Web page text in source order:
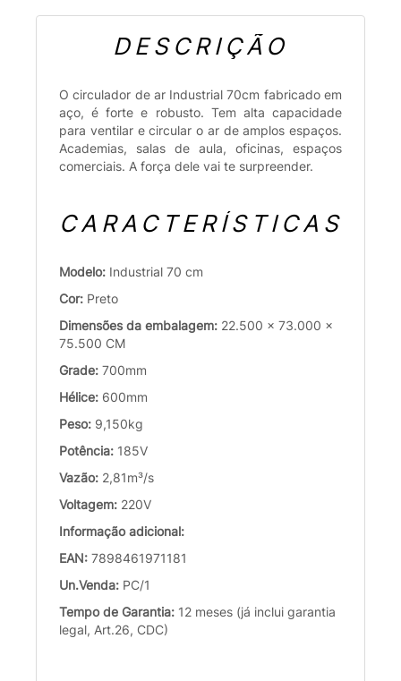
DESCRIÇÃO
O circulador de ar Industrial 70cm fabricado em
aço, é forte e robusto. Tem alta capacidade
para ventilar e circular o ar de amplos espaços.
Academias, salas de aula, oficinas, espaços
comerciais. A força dele vai te surpreender.
CARACTERÍSTICAS
Modelo: Industrial 70 cm
Cor: Preto
Dimensões da embalagem: 22.500 x 73.000 x
75.500 CM
Grade: 700mm
Hélice: 600mm
Peso: 9,150kg
Potência: 185V
Vazão: 2,81m³/s
Voltagem: 220V
Informação adicional:
EAN: 7898461971181
Un.Venda: PC/1
Tempo de Garantia: 12 meses (já inclui garantia
legal, Art.26, CDC)